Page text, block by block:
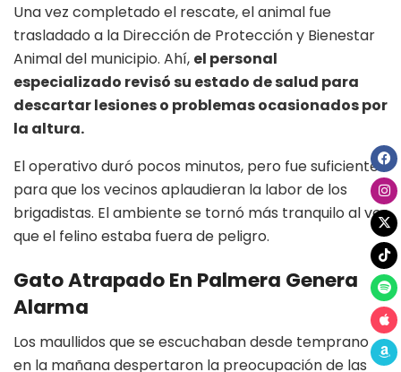
Una vez completado el rescate, el animal fue
trasladado a la Dirección de Protección y Bienestar
Animal del municipio. Ahí, el personal
especializado revisó su estado de salud para
descartar lesiones o problemas ocasionados por
la altura.
El operativo duró pocos minutos, pero fue suficiente
para que los vecinos aplaudieran la labor de los
brigadistas. El ambiente se tornó más tranquilo al ver
que el felino estaba fuera de peligro.
Gato Atrapado En Palmera Genera
Alarma
Los maullidos que se escuchaban desde temprano
en la mañana despertaron la preocupación de las